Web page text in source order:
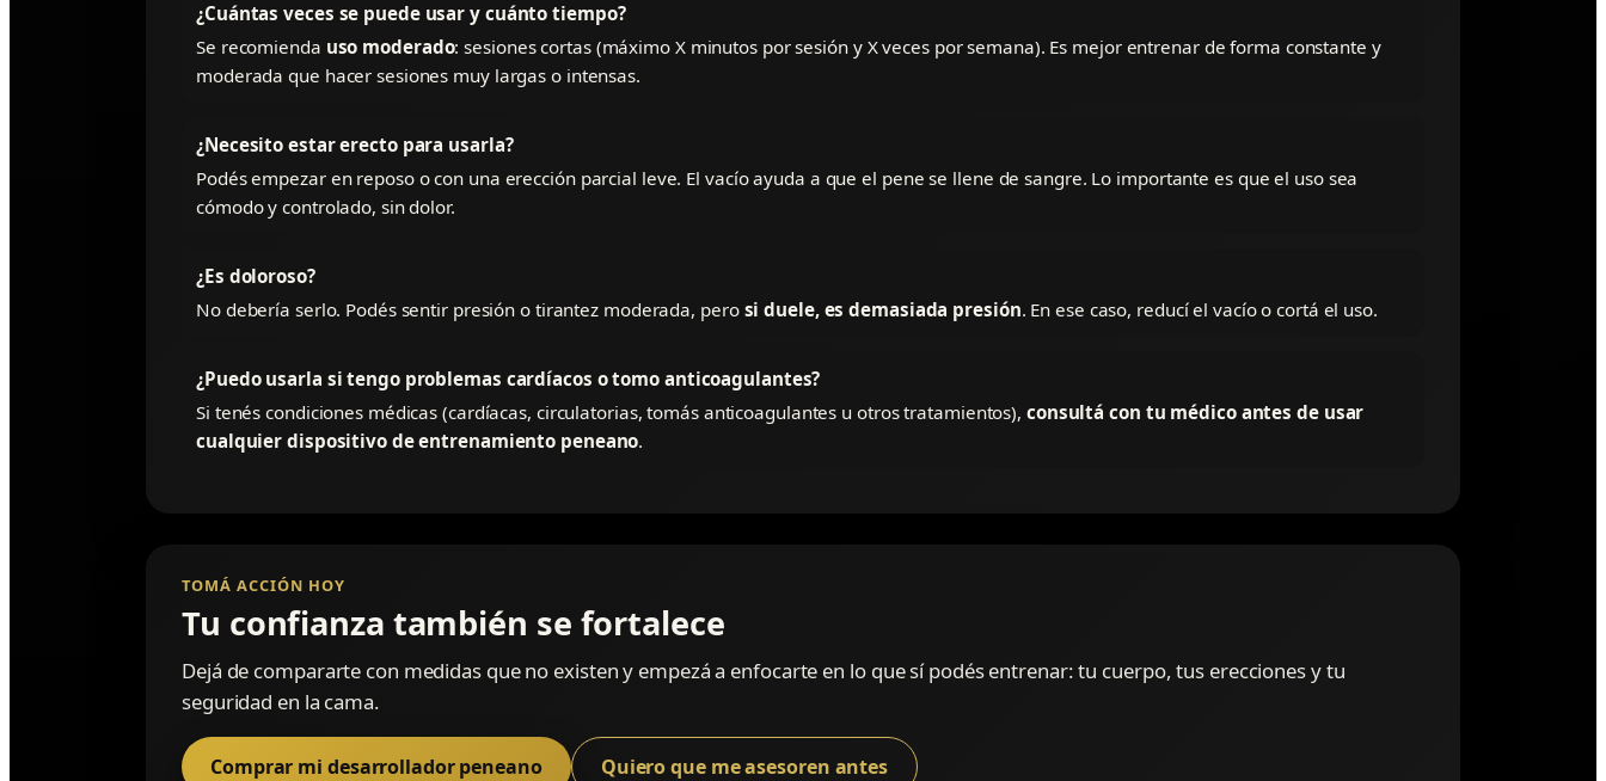
¿Cuántas veces se puede usar y cuánto tiempo?
Se recomienda uso moderado: sesiones cortas (máximo X minutos por sesión y X veces por semana). Es mejor entrenar de forma constante y
moderada que hacer sesiones muy largas o intensas.
¿Necesito estar erecto para usarla?
Podés empezar en reposo o con una erección parcial leve. El vacío ayuda a que el pene se llene de sangre. Lo importante es que el uso sea
cómodo y controlado, sin dolor.
¿Es doloroso?
No debería serlo. Podés sentir presión o tirantez moderada, pero si duele, es demasiada presión. En ese caso, reducí el vacío o cortá el uso.
¿Puedo usarla si tengo problemas cardíacos o tomo anticoagulantes?
Si tenés condiciones médicas (cardíacas, circulatorias, tomás anticoagulantes u otros tratamientos), consultá con tu médico antes de usar
cualquier dispositivo de entrenamiento peneano.
TOMÁ ACCIÓN HOY
Tu confianza también se fortalece
Dejá de compararte con medidas que no existen y empezá a enfocarte en lo que sí podés entrenar: tu cuerpo, tus erecciones y tu
seguridad en la cama.
Comprar mi desarrollador peneano Quiero que me asesoren antes